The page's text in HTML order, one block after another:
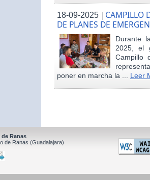
18-09-2025 | CAMPILLO
DE PLANES DE
Durante
2025, el
Campillo
poner en marcha la ... Leer
Ranas
de Ranas (Guadalajara)